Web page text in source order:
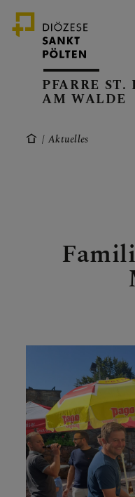
G
PFARRE
AM WALDE
Aktuelles